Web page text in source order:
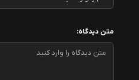
متن دیدگاه: